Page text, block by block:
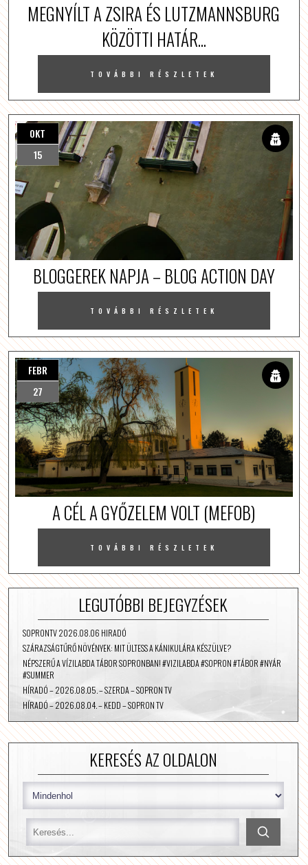
MEGNYÍLT A ZSIRA ÉS LUTZMANNSBURG
KÖZÖTTI HATÁR...
TOVÁBBI RÉSZLETEK
OKT
15
BLOGGEREK NAPJA – BLOG ACTION DAY
TOVÁBBI RÉSZLETEK
FEBR
27
A CÉL A GYŐZELEM VOLT (MEFOB)
TOVÁBBI RÉSZLETEK
LEGUTÓBBI BEJEGYZÉSEK
SOPRONTV 2026.08.06 HIRADÓ
SZÁRAZSÁGTŰRŐ NÖVÉNYEK: MIT ÜLTESS A KÁNIKULÁRA KÉSZÜLVE?
NÉPSZERŰ A VÍZILABDA TÁBOR SOPRONBAN! #VIZILABDA #SOPRON #TÁBOR #NYÁR
#SUMMER
HÍRADÓ – 2026.08.05. – SZERDA – SOPRON TV
HÍRADÓ – 2026.08.04. – KEDD – SOPRON TV
KERESÉS AZ OLDALON